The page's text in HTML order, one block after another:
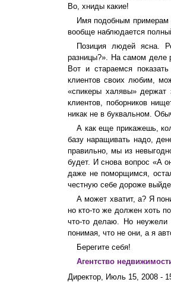
Во, хниды какие!
Имя подобным примерам
вообще наблюдается
Позиция людей ясна.
разницы?». На самом деле
Вот и стараемся
клиентов своих любим,
«спикеры халявы»
клиентов, поборников
никак не в буквальном.
А как еще прикажешь,
базу наращивать надо,
правильно, мы из
будет. И снова вопрос «А
даже не поморщимся,
честную себе дороже
А может хватит, а? Я
но кто-то же должен хоть
что-то делаю. Но неужели
понимая, что не они, а я
Берегите себя!
Агентство
Директор, Июль 15, 2008 -